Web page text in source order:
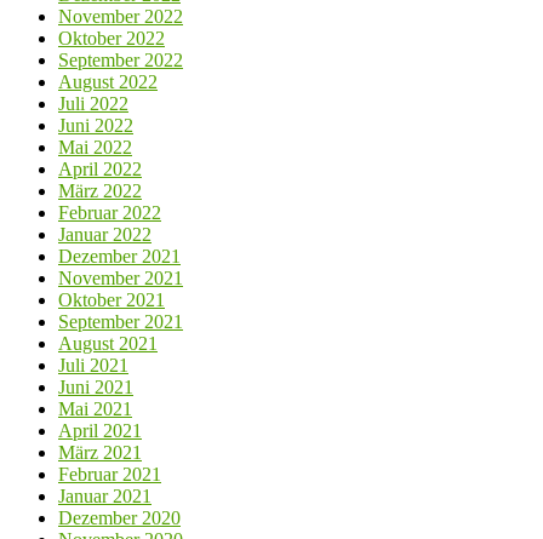
November 2022
Oktober 2022
September 2022
August 2022
Juli 2022
Juni 2022
Mai 2022
April 2022
März 2022
Februar 2022
Januar 2022
Dezember 2021
November 2021
Oktober 2021
September 2021
August 2021
Juli 2021
Juni 2021
Mai 2021
April 2021
März 2021
Februar 2021
Januar 2021
Dezember 2020